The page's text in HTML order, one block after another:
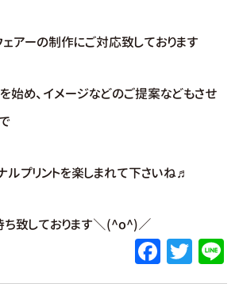
ェアーの制作にご対応致しております
始め、イメージなどのご提案などもさせ
ルプリントを楽しまれて下さいね♬
致しております＼(^o^)／
F
a
T
w n